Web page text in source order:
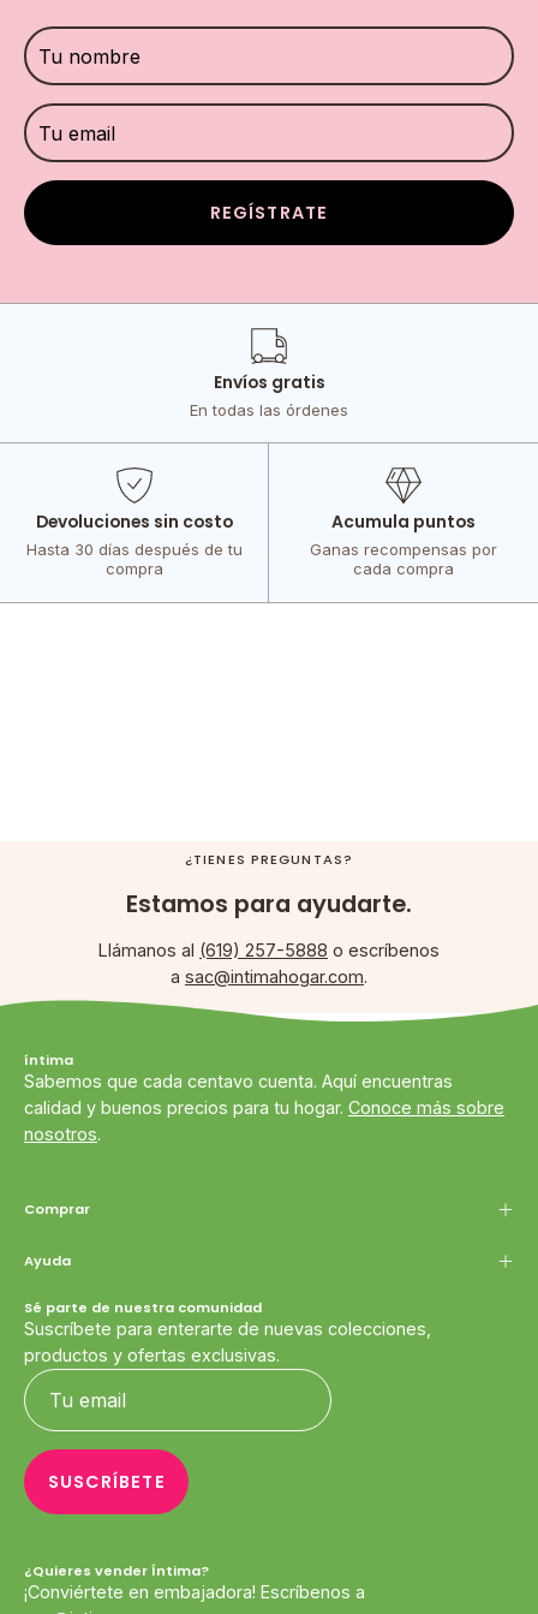
REGÍSTRATE
Envíos gratis
En todas las órdenes
Devoluciones sin costo
Hasta 30 días después de tu
compra
Acumula puntos
Ganas recompensas por
cada compra
¿TIENES PREGUNTAS?
Estamos para ayudarte.
Llámanos al (619) 257-5888 o escríbenos
a sac@intimahogar.com.
íntima
Sabemos que cada centavo cuenta. Aquí encuentras
calidad y buenos precios para tu hogar. Conoce más sobre
nosotros.
Comprar
Ayuda
Sé parte de nuestra comunidad
Suscríbete para enterarte de nuevas colecciones,
productos y ofertas exclusivas.
SUSCRÍBETE
¿Quieres vender Íntima?
¡Conviértete en embajadora! Escríbenos a